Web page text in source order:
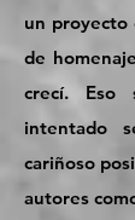
un proyecto
de
crecí.
intentado
cariñoso
autores